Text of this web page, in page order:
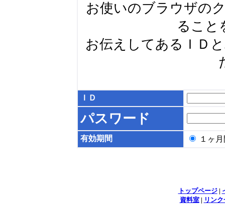
お使いのブラウザの
ること
お伝えしてあるＩＤ
ＩＤ
パスワード
有効期間 １ヶ
トップページ|
資料室| リン